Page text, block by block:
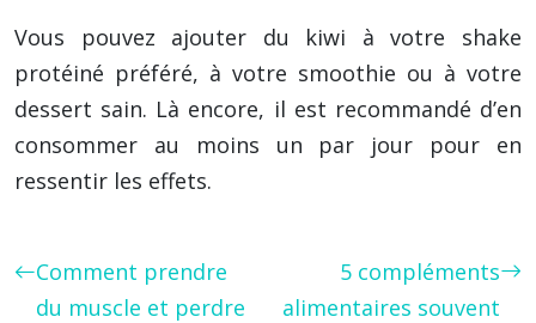
Vous pouvez ajouter du kiwi à votre shake
protéiné préféré, à votre smoothie ou à votre
dessert sain. Là encore, il est recommandé d’en
consommer au moins un par jour pour en
ressentir les effets.
Comment prendre
du muscle et perdre
5 compléments
alimentaires souvent